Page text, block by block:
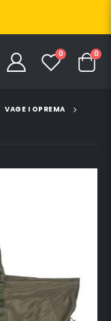
0 0
VAGE I OPREMA